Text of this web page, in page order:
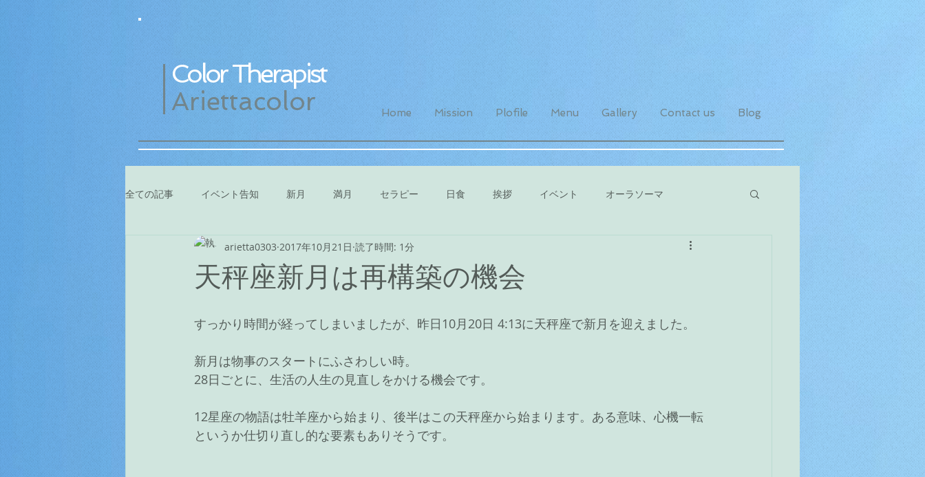
Color Therapist
Ariettacolor
Home Mission Plofile Menu Gallery Contact us Blog
全ての記事 イベント告知 新月 満月 セラピー 日食 挨拶 イベント オーラソーマ
天秤座新月は再構築の機会
arietta0303 2017年10月21日 読了時間: 1分
すっかり時間が経ってしまいましたが、昨日10月20日 4:13に天秤座で新月を迎えました。
新月は物事のスタートにふさわしい時。
28日ごとに、生活の人生の見直しをかける機会です。
12星座の物語は牡羊座から始まり、後半はこの天秤座から始まります。ある意味、心機一転
というか仕切り直し的な要素もありそうです。